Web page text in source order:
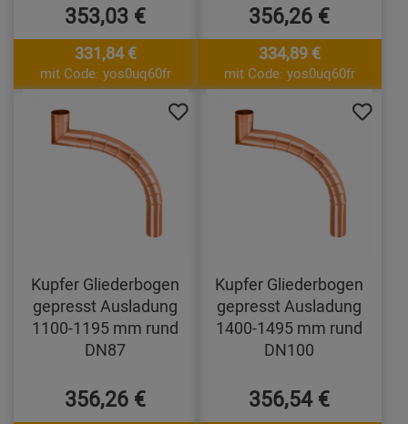
353,03 €
331,84 €
mit Code: yos0uq60fr
356,26 €
334,89 €
mit Code: yos0uq60fr
Kupfer Gliederbogen
gepresst Ausladung
1100-1195 mm rund
DN87
356,26 €
Kupfer Gliederbogen
gepresst Ausladung
1400-1495 mm rund
DN100
356,54 €